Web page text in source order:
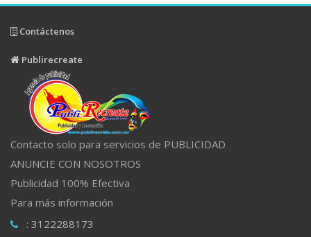
Contáctenos
Publirecreate
Contacto solo para servicios de PUBLICIDAD
ANUNCIE CON NOSOTROS
Publicidad 100% Efectiva
Para más información
: 3122288173